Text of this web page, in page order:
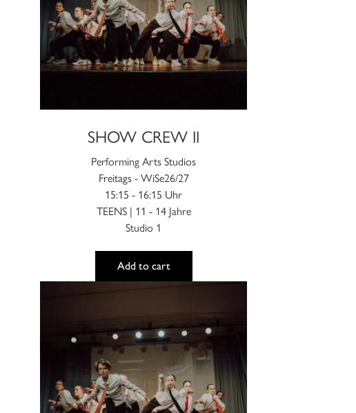
SHOW CREW II
Performing Arts Studios
Freitags - WiSe26/27
15:15 - 16:15 Uhr
TEENS | 11 - 14 Jahre
Studio 1
Add to cart
Die
Optionen
können
auf
der
gewählt
weist
mehrere
Varianten
auf.
Die
Optionen